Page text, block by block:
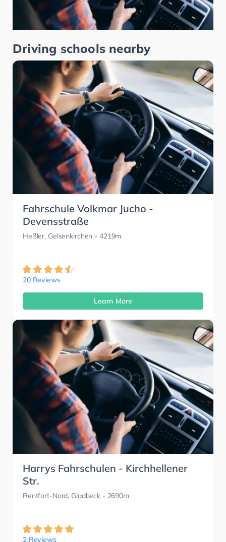
Driving schools nearby
Fahrschule Volkmar Jucho -
Devensstraße
Heßler, Gelsenkirchen - 4219m
20 Reviews
Learn More
Harrys Fahrschulen - Kirchhellener
Str.
Rentfort-Nord, Gladbeck - 2690m
2 Reviews